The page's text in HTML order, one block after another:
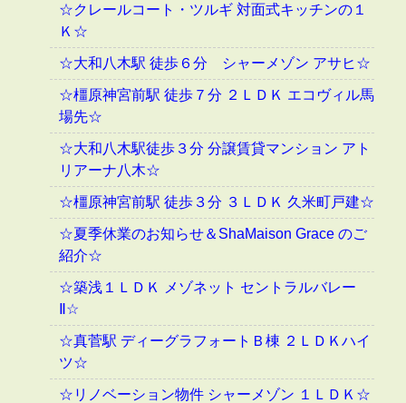
☆クレールコート・ツルギ 対面式キッチンの１
Ｋ☆
☆大和八木駅 徒歩６分 シャーメゾン アサヒ☆
☆橿原神宮前駅 徒歩７分 ２ＬＤＫ エコヴィル馬
場先☆
☆大和八木駅徒歩３分 分譲賃貸マンション アト
リアーナ八木☆
☆橿原神宮前駅 徒歩３分 ３ＬＤＫ 久米町戸建☆
☆夏季休業のお知らせ＆ShaMaison Grace のご
紹介☆
☆築浅１ＬＤＫ メゾネット セントラルバレー
Ⅱ☆
☆真菅駅 ディーグラフォートＢ棟 ２ＬＤＫハイ
ツ☆
☆リノベーション物件 シャーメゾン １ＬＤＫ☆